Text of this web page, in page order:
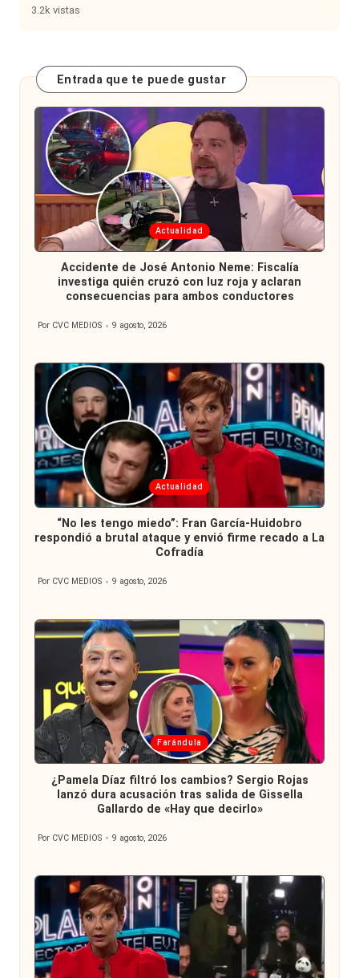
3.2k vistas
Entrada que te puede gustar
Publicada
en
Actualidad
Accidente de José Antonio Neme: Fiscalía
investiga quién cruzó con luz roja y aclaran
consecuencias para ambos conductores
Publicado
Por CVC MEDIOS 9 agosto, 2026
Publicada
en
Actualidad
“No les tengo miedo”: Fran García-Huidobro
respondió a brutal ataque y envió firme recado a La
Cofradía
Por CVC MEDIOS 9 agosto, 2026
Publicada
en
Farándula
¿Pamela Díaz filtró los cambios? Sergio Rojas
lanzó dura acusación tras salida de Gissella
Gallardo de «Hay que decirlo»
Publicado
Por CVC MEDIOS 9 agosto, 2026